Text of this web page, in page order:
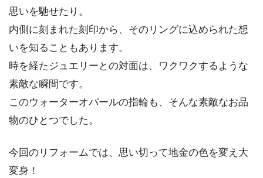
思いを馳せたり。
内側に刻まれた刻印から、そのリングに込められた想
いを知ることもあります。
時を経たジュエリーとの対面は、ワクワクするような
素敵な瞬間です。
このウォーターオパールの指輪も、そんな素敵なお品
物のひとつでした。
今回のリフォームでは、思い切って地金の色を変え大
変身！